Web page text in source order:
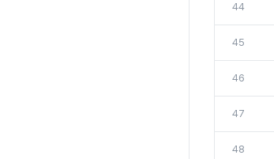
44
45
46
47
48